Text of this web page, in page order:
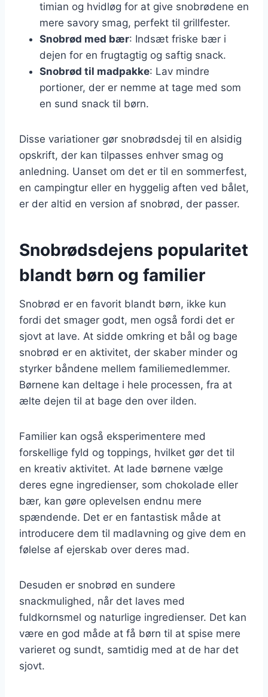
timian og hvidløg for at give snobrødene en
mere savory smag, perfekt til grillfester.
Snobrød med bær: Indsæt friske bær i
dejen for en frugtagtig og saftig snack.
Snobrød til madpakke: Lav mindre
portioner, der er nemme at tage med som
en sund snack til børn.
Disse variationer gør snobrødsdej til en alsidig
opskrift, der kan tilpasses enhver smag og
anledning. Uanset om det er til en sommerfest,
en campingtur eller en hyggelig aften ved bålet,
er der altid en version af snobrød, der passer.
Snobrødsdejens popularitet
blandt børn og familier
Snobrød er en favorit blandt børn, ikke kun
fordi det smager godt, men også fordi det er
sjovt at lave. At sidde omkring et bål og bage
snobrød er en aktivitet, der skaber minder og
styrker båndene mellem familiemedlemmer.
Børnene kan deltage i hele processen, fra at
ælte dejen til at bage den over ilden.
Familier kan også eksperimentere med
forskellige fyld og toppings, hvilket gør det til
en kreativ aktivitet. At lade børnene vælge
deres egne ingredienser, som chokolade eller
bær, kan gøre oplevelsen endnu mere
spændende. Det er en fantastisk måde at
introducere dem til madlavning og give dem en
følelse af ejerskab over deres mad.
Desuden er snobrød en sundere
snackmulighed, når det laves med
fuldkornsmel og naturlige ingredienser. Det kan
være en god måde at få børn til at spise mere
varieret og sundt, samtidig med at de har det
sjovt.